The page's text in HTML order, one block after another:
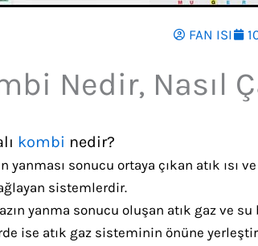
FAN ISI
Nedir, Nasıl
kombi nedir?
sonucu ortaya çıkan atık ısı
sistemlerdir.
yanma sonucu oluşan atık gaz ve su
ise atık gaz sisteminin önüne